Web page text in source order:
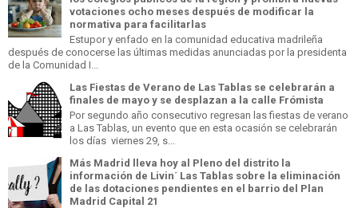
votaciones ocho meses después de modificar la
normativa para facilitarlas
Estupor y enfado en la comunidad educativa madrileña
después de conocerse las últimas medidas anunciadas por la presidenta
de la Comunidad I...
Las Fiestas de Verano de Las Tablas se celebrarán a
finales de mayo y se desplazan a la calle Frómista
Por segundo año consecutivo regresan las fiestas de verano
a Las Tablas, un evento que en esta ocasión se celebrarán
los días viernes 29, s...
Más Madrid lleva hoy al Pleno del distrito la
información de Livin´ Las Tablas sobre la eliminación
de las dotaciones pendientes en el barrio del Plan
Madrid Capital 21